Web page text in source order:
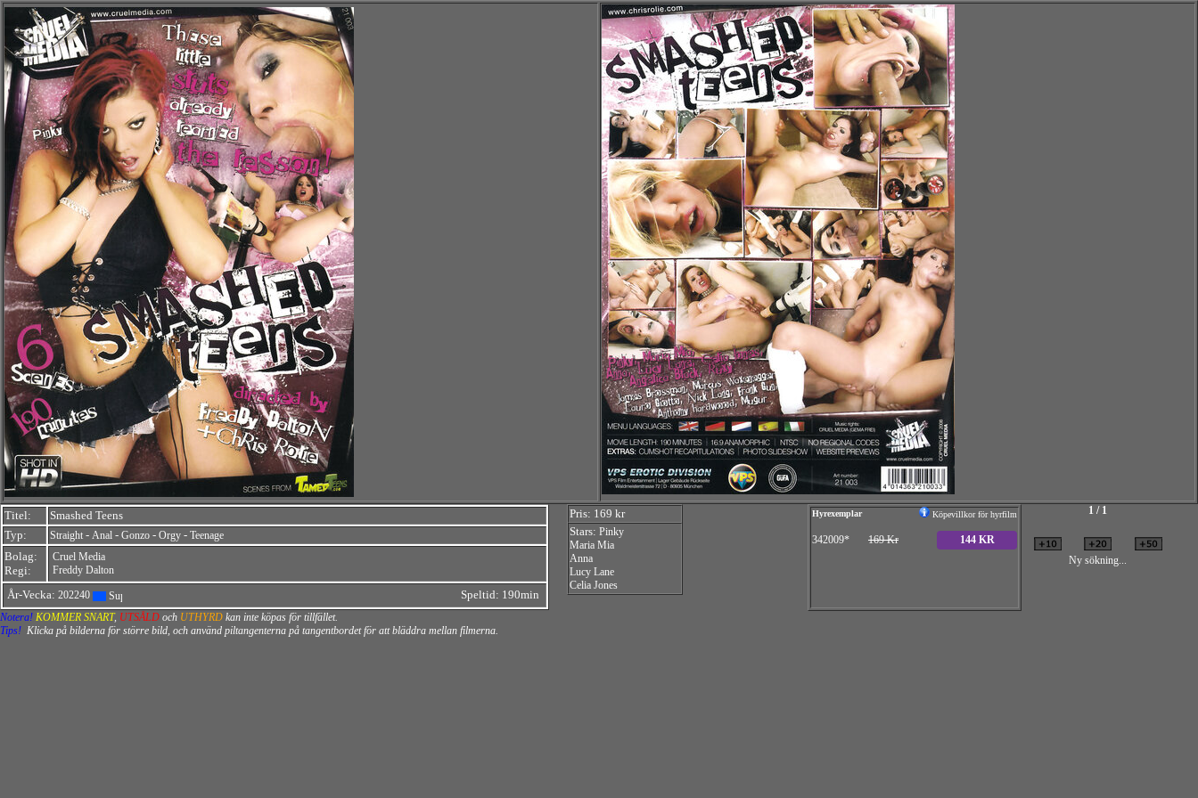
Titel:
Smashed Teens
Typ:
Straight - Anal - Gonzo - Orgy - Teenage
Bolag:
Regi:
Cruel Media
Freddy Dalton
År-Vecka: 202240 Speltid: 190min
Pris: 169 kr
Stars: Pinky
Maria Mia
Anna
Lucy Lane
Celia Jones
Hyrexemplar Köpevillkor för hyrfilm
342009* 169 Kr 144 KR
1 / 1
Ny sökning...
Notera! KOMMER SNART, UTSÅLD och UTHYRD kan inte köpas för tillfället.
Tips! Klicka på bilderna för större bild, och använd piltangenterna på tangentbordet för att bläddra mellan filmerna.